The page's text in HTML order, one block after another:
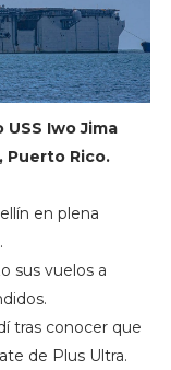
Iwo Jima
Puerto Rico.
en plena
sus vuelos a
tras conocer que
de Plus Ultra.